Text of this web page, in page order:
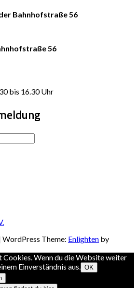
Bahnhofstraße 56
56
bis 16.30 Uhr
WordPress Theme: Enlighten by
Wenn du die Website weiter
Einverständnis aus.
OK